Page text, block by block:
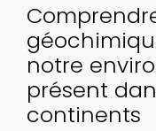
notre
présent
continents